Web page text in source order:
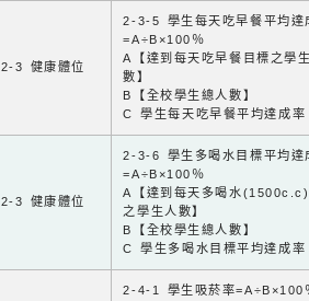
2-3 健康體位
2-3-5 學生每天吃早餐平均達
=A÷B×100％
A【達到每天吃早餐目標之學
數】
B【全校學生總人數】
C 學生每天吃早餐平均達成率
2-3 健康體位
2-3-6 學生多喝水目標平均達
=A÷B×100％
A【達到每天多喝水
之學生人數】
B【全校學生總人數】
C 學生多喝水目標平均達成率
2-4-1 學生吸菸率=A÷B×100